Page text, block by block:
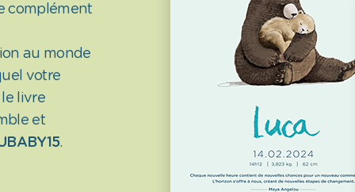
complément
au monde
votre
livre
et
.